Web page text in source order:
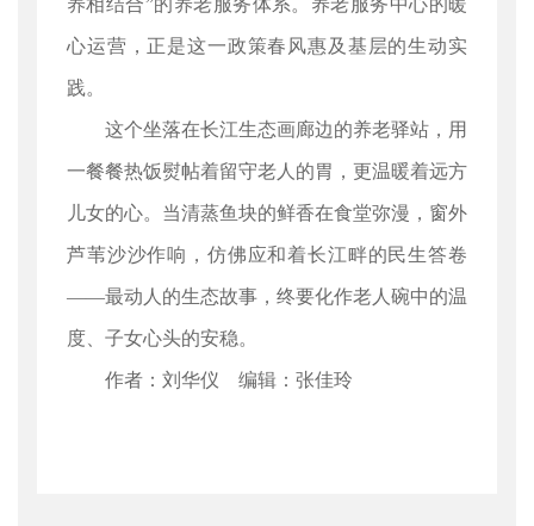
养相结合”的养老服务体系。养老服务中心的暖
心运营，正是这一政策春风惠及基层的生动实
践。
这个坐落在长江生态画廊边的养老驿站，用
一餐餐热饭熨帖着留守老人的胃，更温暖着远方
儿女的心。当清蒸鱼块的鲜香在食堂弥漫，窗外
芦苇沙沙作响，仿佛应和着长江畔的民生答卷
——最动人的生态故事，终要化作老人碗中的温
度、子女心头的安稳。
作者：刘华仪 编辑：张佳玲